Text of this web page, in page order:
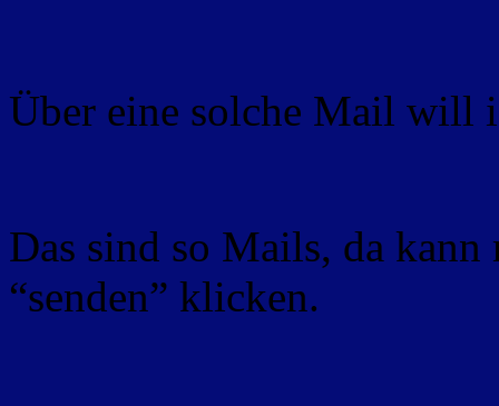
Über eine solche Mail will
Das sind so Mails, da
“senden” klicken.